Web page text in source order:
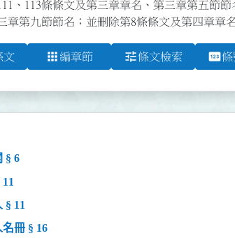
、113條條文及第三章章名、第三章第五節
章第九節節名；並刪除第8條條文及第四章章
文 apps 編章節 tune條文檢索 pin條
§ 6
§ 11
冊 § 16